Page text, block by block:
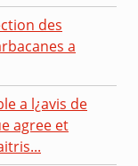
des
a
a l¿avis de
agree et